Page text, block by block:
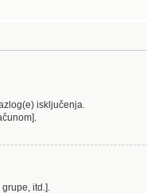
isključenja.
itd.].